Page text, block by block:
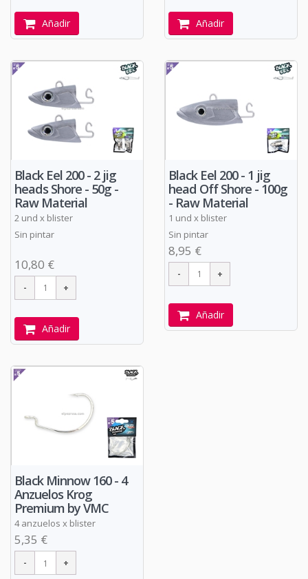
Añadir Añadir
Black Eel 200 - 2 jig
heads Shore - 50g -
Raw Material
2 und x blister
Sin pintar
10,80 €
Añadir
Black Eel 200 - 1 jig
head Off Shore - 100g
- Raw Material
1 und x blister
Sin pintar
8,95 €
Añadir
Black Minnow 160 - 4
Anzuelos Krog
Premium by VMC
4 anzuelos x blister
5,35 €